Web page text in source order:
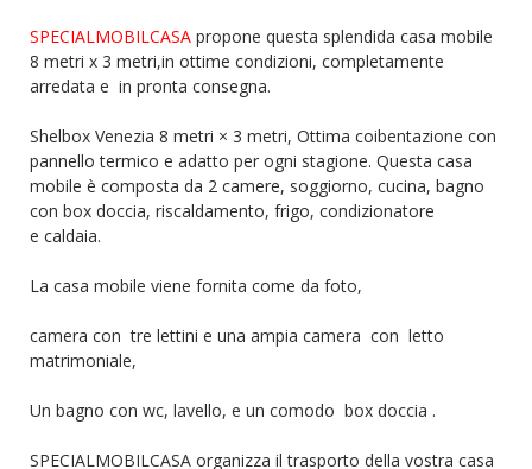
SPECIALMOBILCASA propone questa splendida casa mobile
8 metri x 3 metri,in ottime condizioni, completamente
arredata e in pronta consegna.
Shelbox Venezia 8 metri × 3 metri, Ottima coibentazione con
pannello termico e adatto per ogni stagione. Questa casa
mobile è composta da 2 camere, soggiorno, cucina, bagno
con box doccia, riscaldamento, frigo, condizionatore
e caldaia.
La casa mobile viene fornita come da foto,
camera con tre lettini e una ampia camera con letto
matrimoniale,
Un bagno con wc, lavello, e un comodo box doccia .
SPECIALMOBILCASA organizza il trasporto della vostra casa